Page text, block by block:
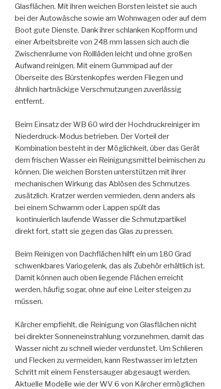
Glasflächen. Mit ihren weichen Borsten leistet sie auch
bei der Autowäsche sowie am Wohnwagen oder auf dem
Boot gute Dienste. Dank ihrer schlanken Kopfform und
einer Arbeitsbreite von 248 mm lassen sich auch die
Zwischenräume von Rollläden leicht und ohne großen
Aufwand reinigen. Mit einem Gummipad auf der
Oberseite des Bürstenkopfes werden Fliegen und
ähnlich hartnäckige Verschmutzungen zuverlässig
entfernt.
Beim Einsatz der WB 60 wird der Hochdruckreiniger im
Niederdruck-Modus betrieben. Der Vorteil der
Kombination besteht in der Möglichkeit, über das Gerät
dem frischen Wasser ein Reinigungsmittel beimischen zu
können. Die weichen Borsten unterstützen mit ihrer
mechanischen Wirkung das Ablösen des Schmutzes
zusätzlich. Kratzer werden vermieden, denn anders als
bei einem Schwamm oder Lappen spült das
kontinuierlich laufende Wasser die Schmutzpartikel
direkt fort, statt sie gegen das Glas zu pressen.
Beim Reinigen von Dachflächen hilft ein um 180 Grad
schwenkbares Variogelenk, das als Zubehör erhältlich ist.
Damit können auch oben liegende Flächen erreicht
werden, häufig sogar, ohne auf eine Leiter steigen zu
müssen.
Kärcher empfiehlt, die Reinigung von Glasflächen nicht
bei direkter Sonneneinstrahlung vorzunehmen, damit das
Wasser nicht zu schnell wieder verdunstet. Um Schlieren
und Flecken zu vermeiden, kann Restwasser im letzten
Schritt mit einem Fenstersauger abgesaugt werden.
Aktuelle Modelle wie der WV 6 von Kärcher ermöglichen